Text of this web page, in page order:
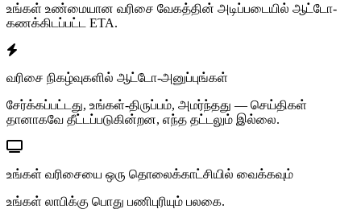
உங்கள் உண்மையான வரிசை வேகத்தின் அடிப்படையில் ஆட்டோ-
கணக்கிடப்பட்ட ETA.
வரிசை நிகழ்வுகளில் ஆட்டோ-அனுப்புங்கள்
சேர்க்கப்பட்டது, உங்கள்-திருப்பம், அமர்ந்தது — செய்திகள்
தானாகவே தீட்டப்படுகின்றன, எந்த தட்டலும் இல்லை.
உங்கள் வரிசையை ஒரு தொலைக்காட்சியில் வைக்கவும்
உங்கள் லாபிக்கு பொது பணிபுரியும் பலகை.